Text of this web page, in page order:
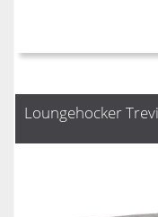
Loungehocker